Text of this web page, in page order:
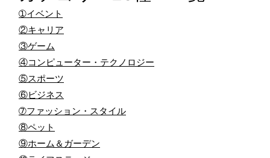
➀イベント
②キャリア
③ゲーム
④コンピューター・テクノロジー
⑤スポーツ
⑥ビジネス
➆ファッション・スタイル
⑧ペット
⑨ホーム＆ガーデン